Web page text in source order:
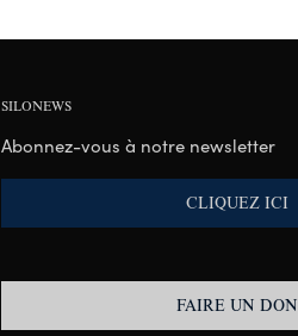
SILONEWS
Abonnez-vous à notre newsletter
CLIQUEZ ICI
FAIRE UN DON